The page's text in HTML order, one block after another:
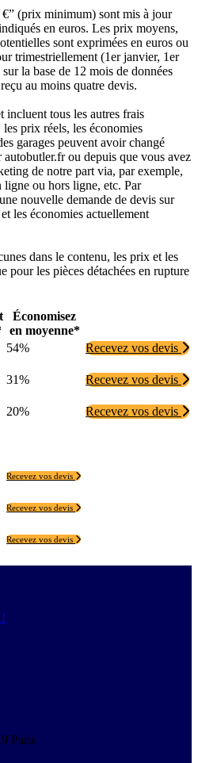
(prix minimum) sont mis à jour
en euros. Les prix moyens,
sont exprimées en euros ou
trimestriellement (1er janvier, 1er
la base de 12 mois de données
au moins quatre devis.
tous les autres frais
prix réels, les économies
garages peuvent avoir changé
ou depuis que vous avez
de notre part via, par exemple,
ligne ou hors ligne, etc. Par
nouvelle demande de devis sur
les économies actuellement
dans le contenu, les prix et les
pour les pièces détachées en rupture
Économisez
en moyenne*
54%
Recevez vos devis
31% Recevez vos devis
20% Recevez vos devis
Recevez vos devis
Recevez vos devis
Recevez vos devis
Paris